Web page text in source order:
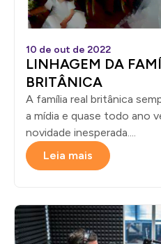
10 de out de 2022
LINHAGEM DA
BRITÂNICA
A família real britânica
a mídia e quase todo ano
novidade inesperada....
Leia mais